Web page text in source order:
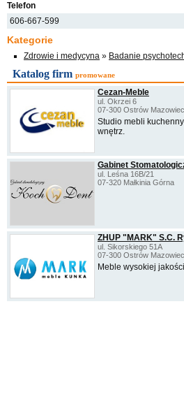
Telefon
606-667-599
Kategorie
Zdrowie i medycyna » Badanie
Katalog firm promowane
Cezan-Meble
ul. Okrzei 6
07-300 Ostrów
Studio mebli
wnętrz.
Gabinet
ul. Leśna 16B/21
07-320 Małkinia Górna
ZHUP "MARK" S.C.
ul. Sikorskiego 51A
07-300 Ostrów
Meble wysokiej